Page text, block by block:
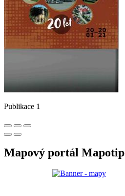
Publikace 1
Mapový portál Mapotip